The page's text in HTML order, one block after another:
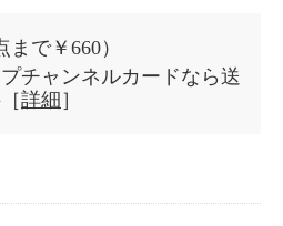
まで￥660）
チャンネルカードなら送
詳細 ］